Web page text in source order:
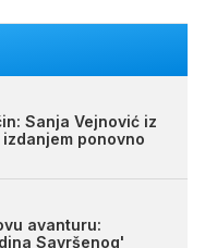
Sanja Vejnović iz
ponovno
avanturu:
Savršenog'